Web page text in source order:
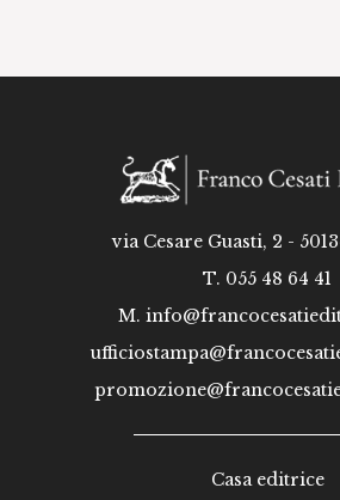
via Cesare Guasti, 2 -
T. 055 48 64 41
M.
Casa editrice